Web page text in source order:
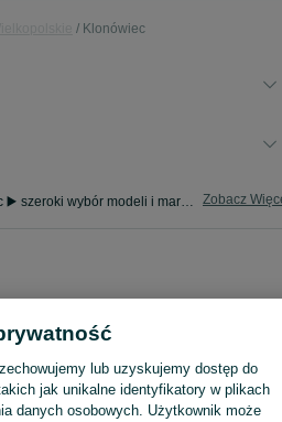
Klonówiec
Sprzedaż elektroniki Klonówiec ▶️ szeroki wybór modeli i marek ✅ Nowe i używane oferty w atrakcyjnych cenach ☝ Sprawdź ogłoszenia online na OLX.pl! Zobacz
lub uzyskujemy dostęp do
jak unikalne identyfikatory w plikach
danych osobowych. Użytkownik może